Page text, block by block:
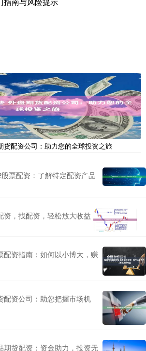
货配资公司：助力您的全球投资之旅
票配资：了解特定配资产品
资，找配资，轻松放大收益
配资指南：如何以小博大，赚
配资公司：助您把握市场机
期货配资：资金助力，投资无